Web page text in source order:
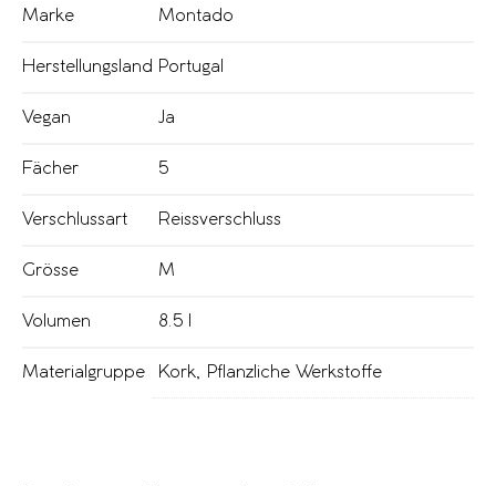
Marke Montado
Herstellungsland Portugal
Vegan Ja
Fächer 5
Verschlussart Reissverschluss
Grösse M
Volumen 8.5 l
Materialgruppe Kork Pflanzliche Werkstoffe